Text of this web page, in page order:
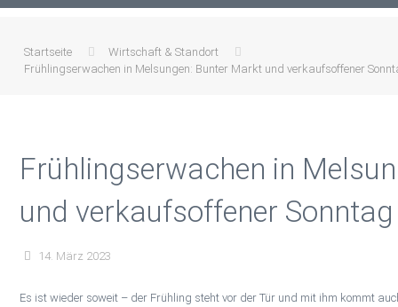
Startseite
Wirtschaft & Standort
Frühlingserwachen in Melsungen: Bunter Markt und verkaufsoffener
Frühlingserwachen in
und verkaufsoffener
14. März 2023
Es ist wieder soweit – der Frühling steht vor der Tür und mit ihm kommt